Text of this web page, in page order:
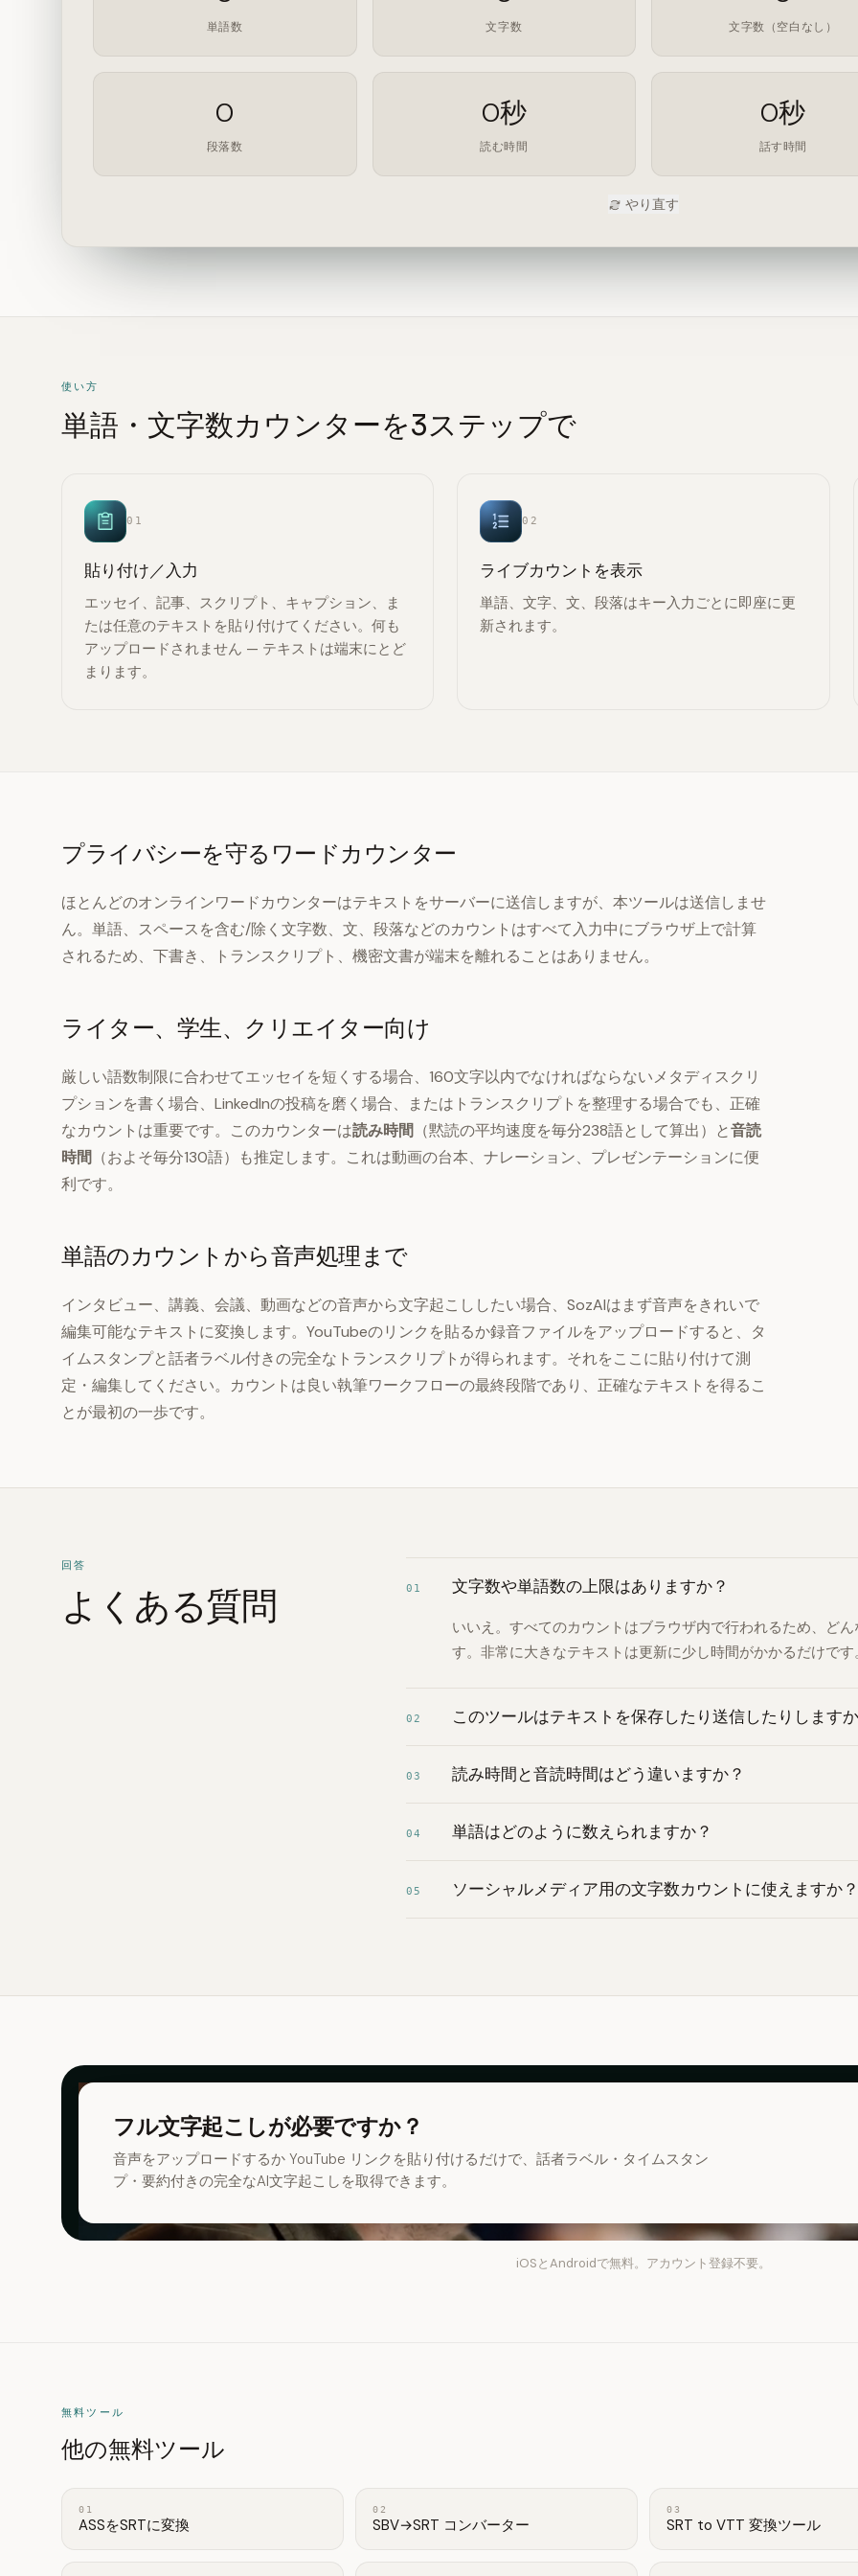
単語数 文字数 文字数（空白なし）
0
段落数
0秒
読む時間
0秒
話す時間
やり直す
使い方
単語・文字数カウンターを3ステップで
01
貼り付け／入力
エッセイ、記事、スクリプト、キャプション、ま
たは任意のテキストを貼り付けてください。何も
アップロードされません — テキストは端末にとど
まります。
02
ライブカウントを表示
単語、文字、文、段落はキー入力ごとに即座に更
新されます。
プライバシーを守るワードカウンター
ほとんどのオンラインワードカウンターはテキストをサーバーに送信しますが、本ツールは送信しませ
ん。単語、スペースを含む/除く文字数、文、段落などのカウントはすべて入力中にブラウザ上で計算
されるため、下書き、トランスクリプト、機密文書が端末を離れることはありません。
ライター、学生、クリエイター向け
厳しい語数制限に合わせてエッセイを短くする場合、160文字以内でなければならないメタディスクリ
プションを書く場合、LinkedInの投稿を磨く場合、またはトランスクリプトを整理する場合でも、正確
なカウントは重要です。このカウンターは読み時間 （黙読の平均速度を毎分238語として算出）と音読
時間 （およそ毎分130語）も推定します。これは動画の台本、ナレーション、プレゼンテーションに便
利です。
単語のカウントから音声処理まで
インタビュー、講義、会議、動画などの音声から文字起こししたい場合、SozAIはまず音声をきれいで
編集可能なテキストに変換します。YouTubeのリンクを貼るか録音ファイルをアップロードすると、タ
イムスタンプと話者ラベル付きの完全なトランスクリプトが得られます。それをここに貼り付けて測
定・編集してください。カウントは良い執筆ワークフローの最終段階であり、正確なテキストを得るこ
とが最初の一歩です。
回答
よくある質問 01 文字数や単語数の上限はありますか？
いいえ。すべてのカウントはブラウザ内で行われるため、ど
す。非常に大きなテキストは更新に少し時間がかかるだけです
02 このツールはテキストを保存したり送信したりします
03 読み時間と音読時間はどう違いますか？
04 単語はどのように数えられますか？
05 ソーシャルメディア用の文字数カウントに使えますか？
フル文字起こしが必要ですか？
音声をアップロードするか YouTube リンクを貼り付けるだけで、話者ラベル・タイムスタン
プ・要約付きの完全なAI文字起こしを取得できます。
iOSとAndroidで無料。アカウント登録不要。
無料ツール
他の無料ツール
01
ASSをSRTに変換
02
SBV→SRT コンバーター
03
SRT to VTT 変換ツール